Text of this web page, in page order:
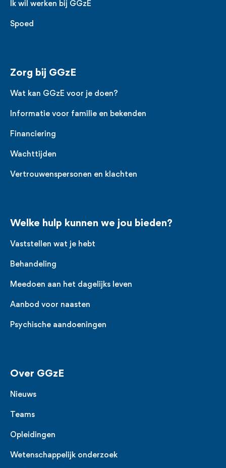
Ik wil werken bij GGzE
Spoed
Zorg bij GGzE
Wat kan GGzE voor je doen?
Informatie voor familie en bekenden
Financiering
Wachttijden
Vertrouwenspersonen en klachten
Welke hulp kunnen we jou bieden?
Vaststellen wat je hebt
Behandeling
Meedoen aan het dagelijks leven
Aanbod voor naasten
Psychische aandoeningen
Over GGzE
Nieuws
Teams
Opleidingen
Wetenschappelijk onderzoek